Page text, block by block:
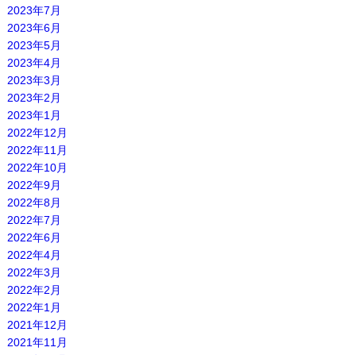
2023年7月
2023年6月
2023年5月
2023年4月
2023年3月
2023年2月
2023年1月
2022年12月
2022年11月
2022年10月
2022年9月
2022年8月
2022年7月
2022年6月
2022年4月
2022年3月
2022年2月
2022年1月
2021年12月
2021年11月